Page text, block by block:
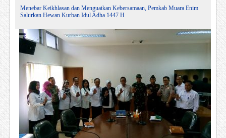
Menebar Keikhlasan dan Menguatkan Kebersamaan, Pemkab Muara Enim
Salurkan Hewan Kurban Idul Adha 1447 H